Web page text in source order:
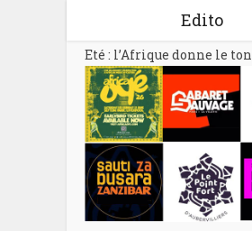
Edito
Eté : l’Afrique donne le ton